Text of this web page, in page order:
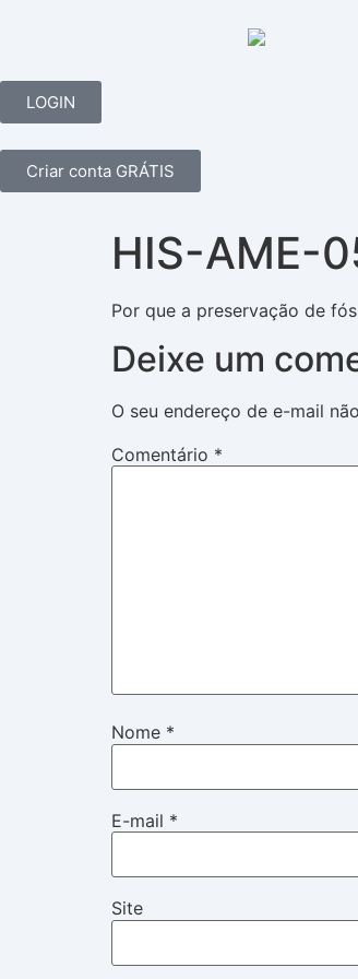
LOGIN
Criar conta GRÁTIS
HIS-AME-
Por que a preservação de
Deixe um
O seu endereço de e-mail
Comentário *
Nome *
E-mail *
Site